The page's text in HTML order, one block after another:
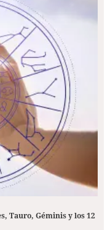
Tauro, Géminis y los 12